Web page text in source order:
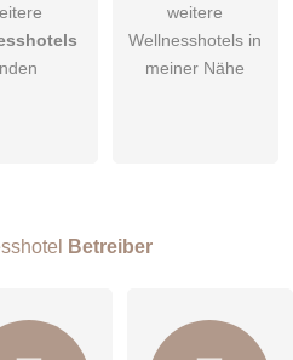
ich zur Kenntnis genommen.
.
weitere
Wellnesshotels in
meiner Nähe
Betreiber